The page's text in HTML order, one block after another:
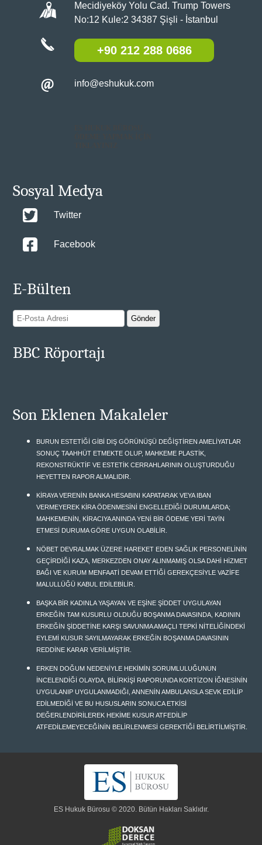
Mecidiyeköy Yolu Cad. Trump Towers
No:12 Kule:2 34387 Şişli - İstanbul
+90 212 288 0686
info@eshukuk.com
Sosyal Medya
Twitter
Facebook
E-Bülten
BBC Röportajı
Son Eklenen Makaleler
BURUN ESTETİĞİ GİBİ DIŞ GÖRÜNÜŞÜ DEĞİŞTİREN AMELİYATLAR
SONUÇ TAAHHÜT ETMEKTE OLUP, MAHKEME PLASTİK,
REKONSTRÜKTİF VE ESTETİK CERRAHLARININ OLUŞTURDUĞU
HEYETTEN RAPOR ALMALIDIR.
KİRAYA VERENİN BANKA HESABINI KAPATARAK VEYA IBAN
VERMEYEREK KİRA ÖDENMESİNİ ENGELLEDİĞİ DURUMLARDA;
MAHKEMENİN, KİRACIYA ANINDA YENİ BİR ÖDEME YERİ TAYİN
ETMESİ DURUMA GÖRE UYGUN OLABİLİR.
NÖBET DEVRALMAK ÜZERE HAREKET EDEN SAĞLIK PERSONELİNİN
GEÇİRDİĞİ KAZA, MERKEZDEN ONAY ALINMAMIŞ OLSA DAHİ HİZMET
BAĞI VE KURUM MENFAATİ DEVAM ETTİĞİ GEREKÇESİYLE VAZİFE
MALULLÜĞÜ KABUL EDİLEBİLİR.
BAŞKA BİR KADINLA YAŞAYAN VE EŞİNE ŞİDDET UYGULAYAN
ERKEĞİN TAM KUSURLU OLDUĞU BOŞANMA DAVASINDA, KADININ
ERKEĞİN ŞİDDETİNE KARŞI SAVUNMA AMAÇLI TEPKİ NİTELİĞİNDEKİ
EYLEMİ KUSUR SAYILMAYARAK ERKEĞİN BOŞANMA DAVASININ
REDDİNE KARAR VERİLMİŞTİR.
ERKEN DOĞUM NEDENİYLE HEKİMİN SORUMLULUĞUNUN
İNCELENDİĞİ OLAYDA, BİLİRKİŞİ RAPORUNDA KORTİZON İĞNESİNİN
UYGULANIP UYGULANMADIĞI, ANNENİN AMBULANSLA SEVK EDİLİP
EDİLMEDİĞİ VE BU HUSUSLARIN SONUCA ETKİSİ
DEĞERLENDİRİLEREK HEKİME KUSUR ATFEDİLİP
ATFEDİLEMEYECEĞİNİN BELİRLENMESİ GEREKTİĞİ BELİRTİLMİŞTİR.
ES Hukuk Bürosu © 2020. Bütün Hakları Saklıdır.